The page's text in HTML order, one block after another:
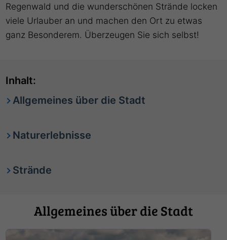
Regenwald und die wunderschönen Strände locken
viele Urlauber an und machen den Ort zu etwas
ganz Besonderem. Überzeugen Sie sich selbst!
Inhalt:
Allgemeines über die Stadt
Naturerlebnisse
Strände
Allgemeines über die Stadt